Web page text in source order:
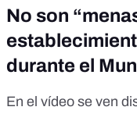
No son
durante el
En el vídeo se ven